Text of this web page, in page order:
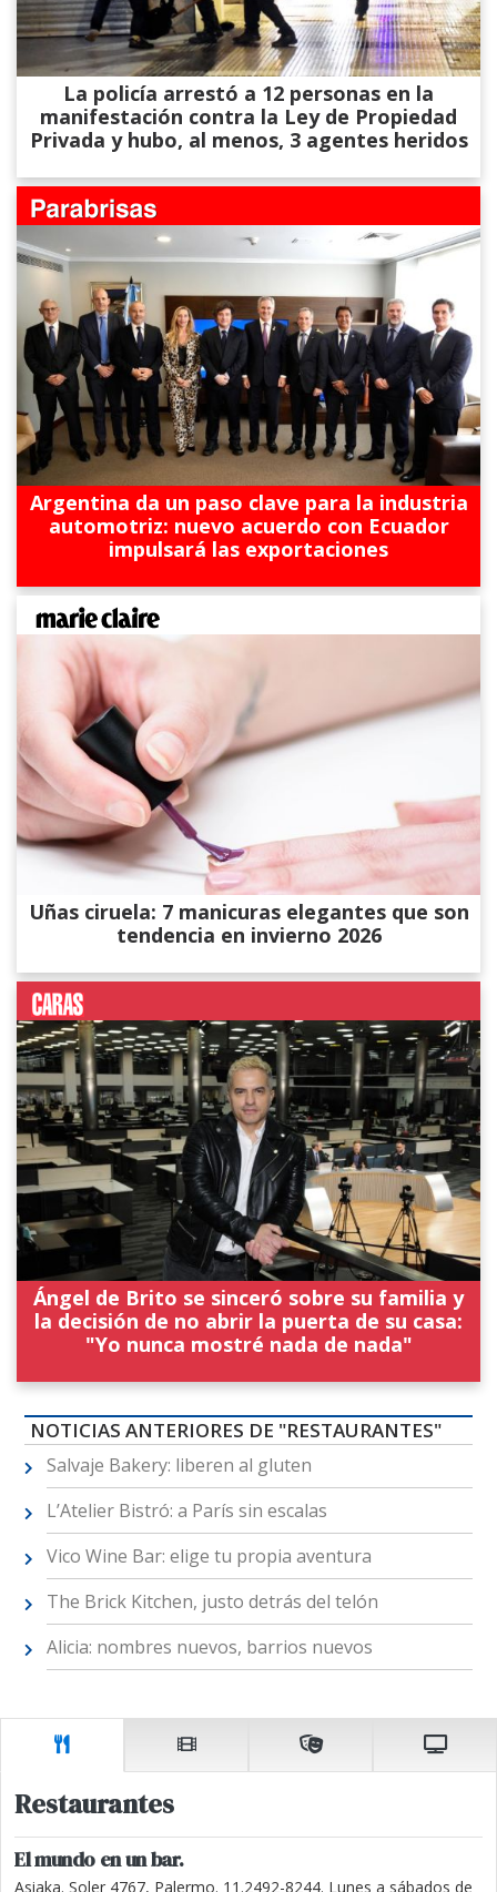
La policía arrestó a 12 personas en la
manifestación contra la Ley de Propiedad
Privada y hubo, al menos, 3 agentes heridos
Argentina da un paso clave para la industria
automotriz: nuevo acuerdo con Ecuador
impulsará las exportaciones
Uñas ciruela: 7 manicuras elegantes que son
tendencia en invierno 2026
Ángel de Brito se sinceró sobre su familia y
la decisión de no abrir la puerta de su casa:
"Yo nunca mostré nada de nada"
NOTICIAS ANTERIORES DE "RESTAURANTES"
Salvaje Bakery: liberen al gluten
L’Atelier Bistró: a París sin escalas
Vico Wine Bar: elige tu propia aventura
The Brick Kitchen, justo detrás del telón
Alicia: nombres nuevos, barrios nuevos
Restaurantes
El mundo en un bar.
Asiaka. Soler 4767, Palermo. 11.2492-8244. Lunes a sábados de